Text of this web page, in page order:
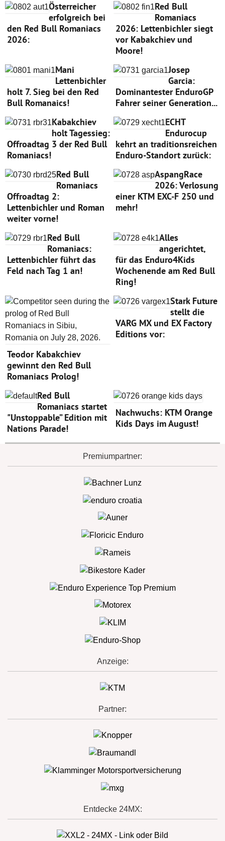
Österreicher
erfolgreich bei
den Red Bull Romaniacs
2026:
Red Bull
Romaniacs
2026: Lettenbichler siegt
vor Kabakchiev und
Moore!
Mani
Lettenbichler
holt 7. Sieg bei den Red
Bull Romanaics!
Josep
Garcia:
Dominantester EnduroGP
Fahrer seiner Generation...
Kabakchiev
holt Tagessieg:
Offroadtag 3 der Red Bull
Romaniacs!
ECHT
Endurocup
kehrt an traditionsreichen
Enduro-Standort zurück:
Red Bull
Romaniacs
Offroadtag 2:
Lettenbichler und Roman
weiter vorne!
AspangRace
2026: Verlosung
einer KTM EXC-F 250 und
mehr!
Red Bull
Romaniacs:
Lettenbichler führt das
Feld nach Tag 1 an!
Alles
angerichtet,
für das Enduro4Kids
Wochenende am Red Bull
Ring!
Teodor Kabakchiev
gewinnt den Red Bull
Romaniacs Prolog!
Stark Future
stellt die
VARG MX und EX Factory
Editions vor:
Red Bull
Romaniacs startet
"Unstoppable” Edition mit
Nations Parade!
Nachwuchs: KTM Orange
Kids Days im August!
Premiumpartner:
Anzeige:
Partner:
Entdecke 24MX: